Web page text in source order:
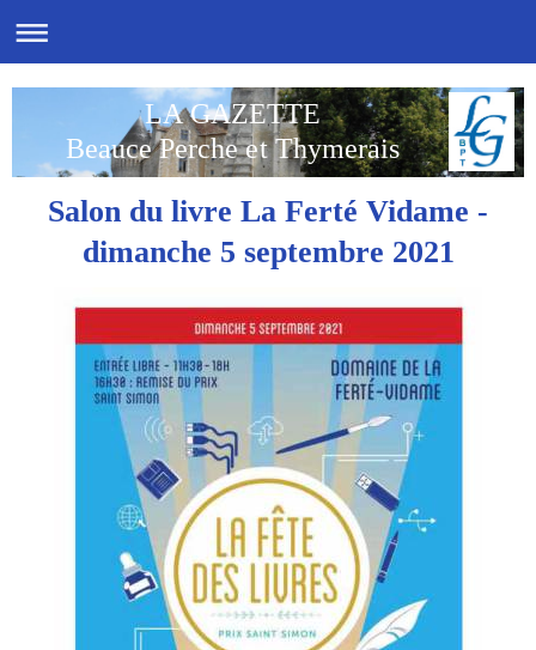
LA GAZETTE
Beauce Perche et Thymerais
Salon du livre La Ferté Vidame -
dimanche 5 septembre 2021